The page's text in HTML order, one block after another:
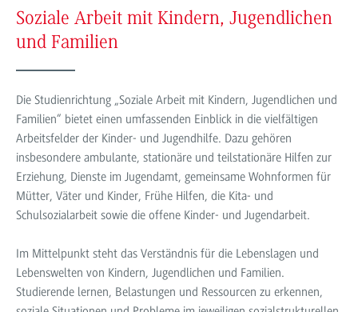
Soziale Arbeit mit Kindern, Jugendlichen
und Familien
Die Studienrichtung „Soziale Arbeit mit Kindern, Jugendlichen und
Familien“ bietet einen umfassenden Einblick in die vielfältigen
Arbeitsfelder der Kinder- und Jugendhilfe. Dazu gehören
insbesondere ambulante, stationäre und teilstationäre Hilfen zur
Erziehung, Dienste im Jugendamt, gemeinsame Wohnformen für
Mütter, Väter und Kinder, Frühe Hilfen, die Kita- und
Schulsozialarbeit sowie die offene Kinder- und Jugendarbeit.
Im Mittelpunkt steht das Verständnis für die Lebenslagen und
Lebenswelten von Kindern, Jugendlichen und Familien.
Studierende lernen, Belastungen und Ressourcen zu erkennen,